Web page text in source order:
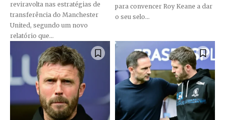
reviravolta nas estratégias de
transferência do Manchester
United, segundo um novo
relatório que...
para convencer Roy Keane a dar
o seu selo...